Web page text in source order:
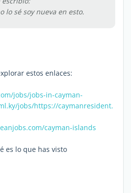
lo sé soy nueva en esto.
estos enlaces:
jobs/jobs-in-cayman-
jobs/https://caymanresident.
cayman-islands
es lo que has visto